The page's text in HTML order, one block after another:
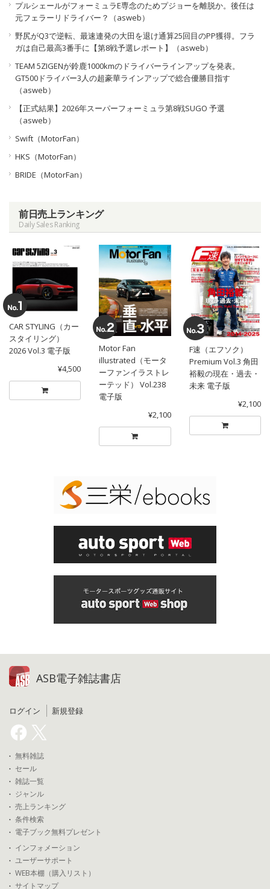
プルシェールがフォーミュラE専念のためプジョーを離脱か。後任は
元フェラーリドライバー？（asweb）
野尻がQ3で逆転、最速連発の大田を退け通算25回目のPP獲得。フラ
ガは自己最高3番手に【第8戦予選レポート】（asweb）
TEAM 5ZIGENが鈴鹿1000kmのドライバーラインアップを発表。
GT500ドライバー3人の超豪華ラインアップで総合優勝目指す
（asweb）
【正式結果】2026年スーパーフォーミュラ第8戦SUGO 予選
（asweb）
Swift（MotorFan）
HKS（MotorFan）
BRIDE（MotorFan）
前日売上ランキング
Daily Sales Ranking
CAR STYLING（カー
スタイリング）
2026 Vol.3 電子版
¥4,500
Motor Fan
illustrated（モータ
ーファンイラストレ
ーテッド） Vol.238
電子版
¥2,100
F速（エフソク）
Premium Vol.3 角田
裕毅の現在・過去・
未来 電子版
¥2,100
ASB電子雑誌書店
ログイン 新規登録
無料雑誌
セール
雑誌一覧
ジャンル
売上ランキング
条件検索
電子ブック無料プレゼント
インフォメーション
ユーザーサポート
WEB本棚（購入リスト）
サイトマップ